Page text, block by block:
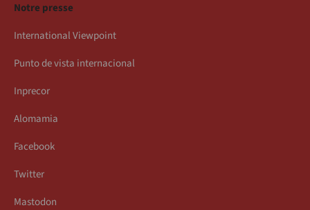
Notre presse
International Viewpoint
Punto de vista internacional
Inprecor
Alomamia
Facebook
Twitter
Mastodon